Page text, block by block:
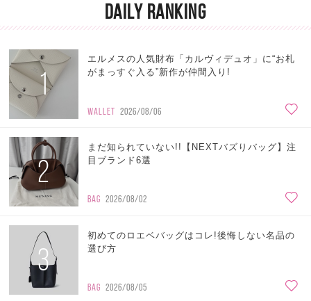
DAILY RANKING
1
エルメスの人気財布「カルヴィデュオ」に“お札
がまっすぐ入る”新作が仲間入り!
WALLET 2026/08/06
2
まだ知られていない!!【NEXTバズりバッグ】注
目ブランド6選
BAG 2026/08/02
3
初めてのロエベバッグはコレ!後悔しない名品の
選び方
BAG 2026/08/05